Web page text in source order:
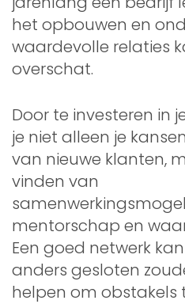
het opbouwen en
waardevolle relaties
overschat.
Door te investeren in
je niet alleen je
van nieuwe klanten,
vinden van
mentorschap en
Een goed netwerk
anders gesloten
helpen om obstakels